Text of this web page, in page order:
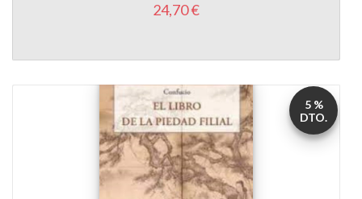
24,70 €
5 %
DTO.